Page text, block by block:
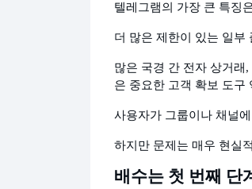
텔레그램의 가장 큰 특징
더 많은 제한이 있는 일부
많은 국경 간 전자 상거래
은 중요한 고객 확보 도구
사용자가 그룹이나 채널
하지만 문제는 매우 현실
배수는 첫 번째 단